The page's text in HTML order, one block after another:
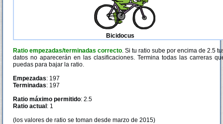
Bicidocus
Ratio empezadas/terminadas correcto. Si tu ratio sube por encima de 2.5
datos no aparecerán en las clasificaciones. Termina todas las carreras
puedas para bajar la ratio.
Empezadas: 197
Terminadas: 197
Ratio máximo permitido: 2.5
Ratio actual : 1
(los valores de ratio se toman desde marzo de 2015)